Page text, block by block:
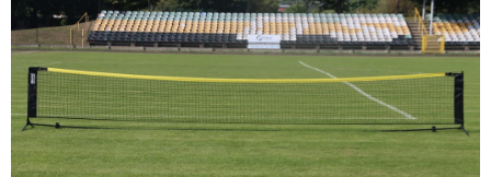
0,0
z
5
hvězdiček.